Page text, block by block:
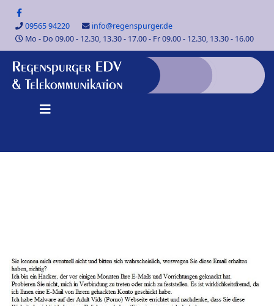
09565 94220
info@regenspurger.de
Mo - Do 09.00 - 12.30, 13.30 - 17.00 - Fr 09.00 - 12.30, 13.30 - 16.00